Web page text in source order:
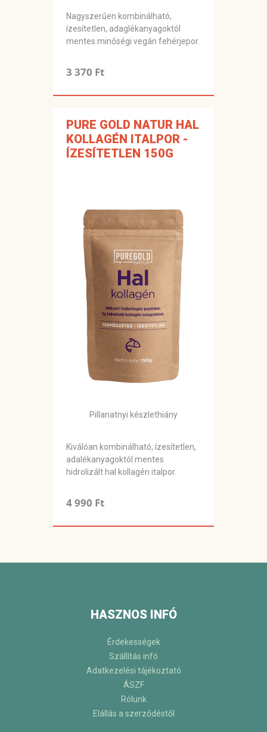
Nagyszerűen kombinálható,
ízesítetlen, adaglékanyagoktól
mentes minőségi vegán fehérjepor.
3 370 Ft
PURE GOLD NATUR HAL
KOLLAGÉN ITALPOR -
ÍZESÍTETLEN 150G
Pillanatnyi készlethiány
Kiválóan kombinálható, ízesítetlen,
adalékanyagoktól mentes
hidrolizált hal kollagén italpor.
4 990 Ft
HASZNOS INFÓ
Érdekességek
Szállítás infó
Adatkezelési tájékoztató
ÁSZF
Rólunk
Elállás a szerződéstől